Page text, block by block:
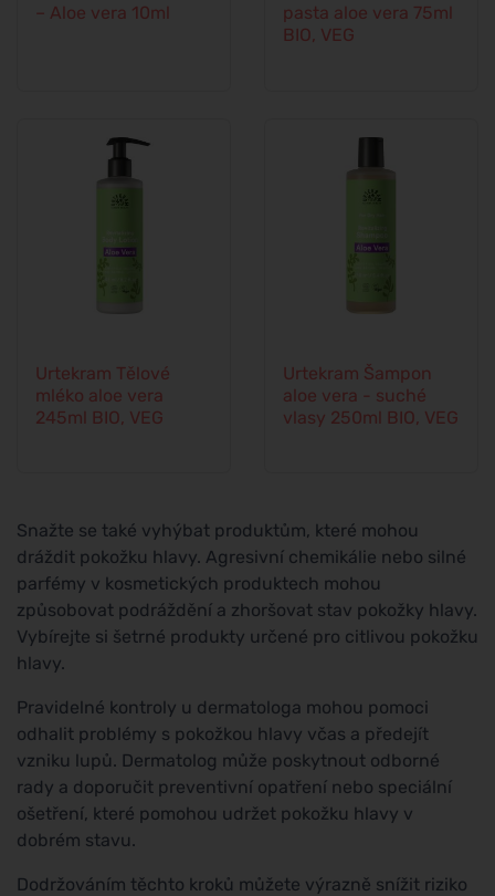
– Aloe vera 10ml
pasta aloe vera 75ml
BIO, VEG
Urtekram Tělové
mléko aloe vera
245ml BIO, VEG
Urtekram Šampon
aloe vera - suché
vlasy 250ml BIO, VEG
Snažte se také vyhýbat produktům, které mohou
dráždit pokožku hlavy. Agresivní chemikálie nebo silné
parfémy v kosmetických produktech mohou
způsobovat podráždění a zhoršovat stav pokožky hlavy.
Vybírejte si šetrné produkty určené pro citlivou pokožku
hlavy.
Pravidelné kontroly u dermatologa mohou pomoci
odhalit problémy s pokožkou hlavy včas a předejít
vzniku lupů. Dermatolog může poskytnout odborné
rady a doporučit preventivní opatření nebo speciální
ošetření, které pomohou udržet pokožku hlavy v
dobrém stavu.
Dodržováním těchto kroků můžete výrazně snížit riziko